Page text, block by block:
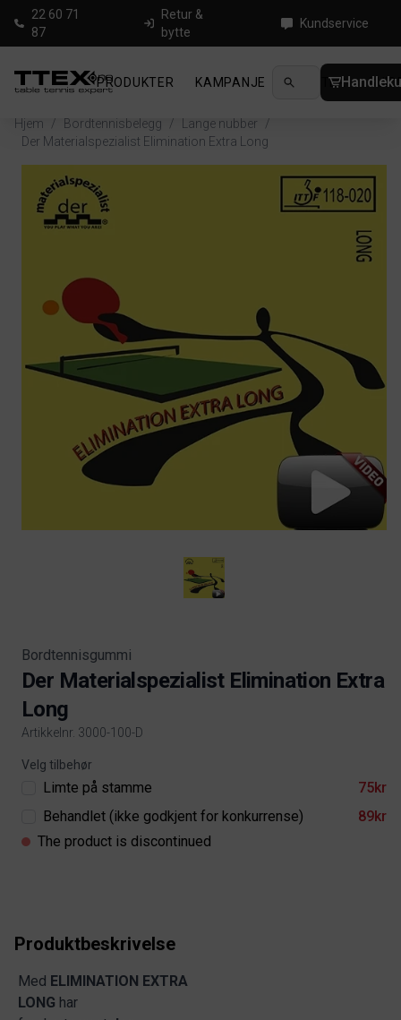
22 60 71
87
Retur &
bytte
Kundservice
PRODUKTER KAMPANJE NYHETER
Hjem / Bordtennisbelegg / Lange nubber
/
Der Materialspezialist Elimination Extra Long
Bordtennisgummi
Der Materialspezialist Elimination Extra
Long
Artikkelnr. 3000-100-D
Product information
Velg tilbehør
Limte på stamme
75kr
Behandlet (ikke godkjent for konkurrense)
89kr
The product is discontinued
Produktbeskrivelse
Med ELIMINATION EXTRA
LONG har